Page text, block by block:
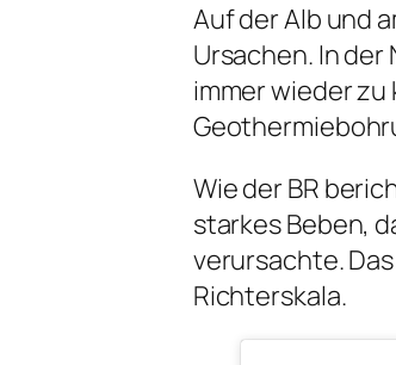
Auf der Alb und
Ursachen. In
immer wieder
Wie der BR
starkes Beben,
verursachte.
Richterskala.